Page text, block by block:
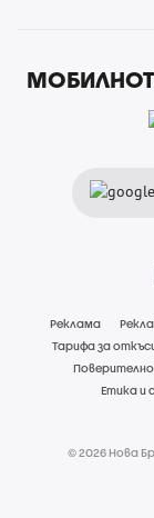
Реклама
Тарифа за
Етика и
© 2026 Нова